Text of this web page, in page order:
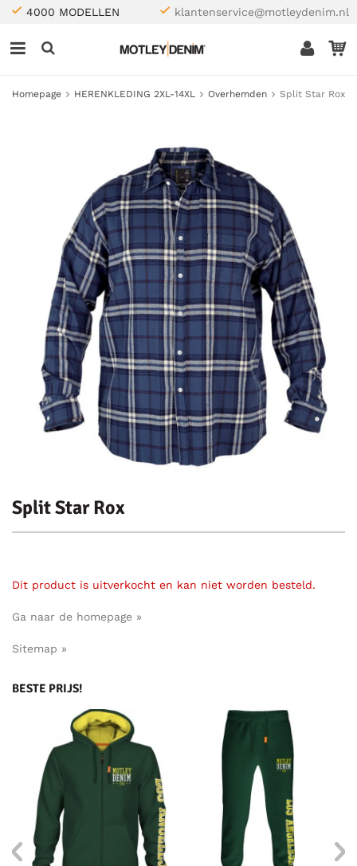
4000 MODELLEN klantenservice@motleydenim.nl
Homepage HERENKLEDING 2XL-14XL Overhemden Split Star Rox
Split Star Rox
Dit product is uitverkocht en kan niet worden besteld.
Ga naar de homepage »
Sitemap »
BESTE PRIJS!